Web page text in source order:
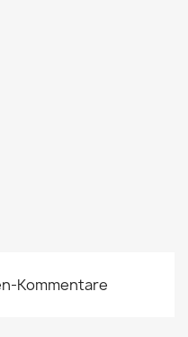
Kommentare